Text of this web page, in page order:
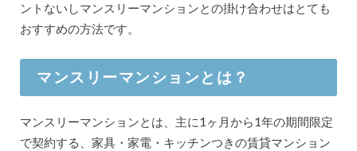
ントないしマンスリーマンションとの掛け合わせはとても
おすすめの方法です。
マンスリーマンションとは？
マンスリーマンションとは、主に1ヶ月から1年の期間限定
で契約する、家具・家電・キッチンつきの賃貸マンション